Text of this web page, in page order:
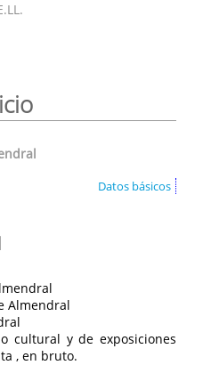
Datos básicos
Almendral
cultural y de exposiciones
, en bruto.